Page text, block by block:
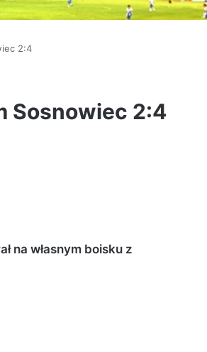
2:4
Sosnowiec 2:4
na własnym boisku z